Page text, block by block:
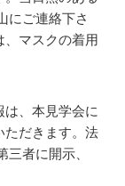
にご連絡下さ
、マスクの着用
、本見学会に
ただきます。法
者に開示、